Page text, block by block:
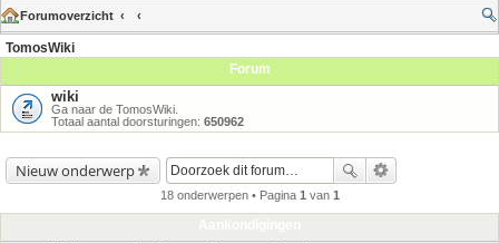
Forumoverzicht
TomosWiki
Forum
wiki
Ga naar de TomosWiki.
Totaal aantal doorsturingen: 650962
Nieuw onderwerp
18 onderwerpen • Pagina 1 van 1